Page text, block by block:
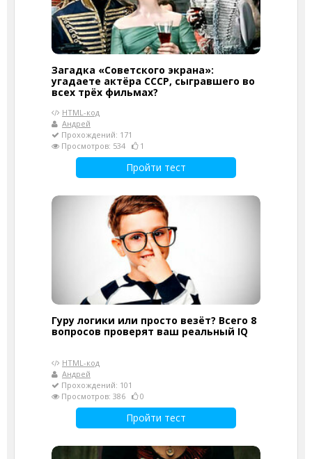
Загадка «Советского экрана»:
угадаете актёра СССР, сыгравшего во
всех трёх фильмах?
HTML-код
Андрей
Прохождений: 171
Просмотров: 534
1
Пройти тест
Гуру логики или просто везёт? Всего 8
вопросов проверят ваш реальный IQ
HTML-код
Андрей
Прохождений: 101
Просмотров: 386
0
Пройти тест